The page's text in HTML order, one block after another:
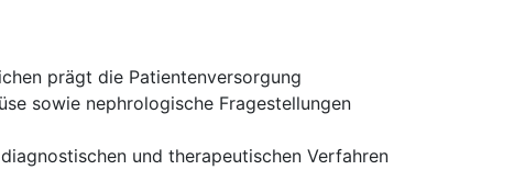
prägt die Patientenversorgung
sowie nephrologische Fragestellungen
und therapeutischen Verfahren